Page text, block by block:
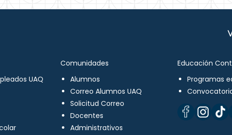
UAQ
Comunidades
Alumnos
Correo Alumnos UAQ
Solicitud Correo
Docentes
Administrativos
Educación
Programas